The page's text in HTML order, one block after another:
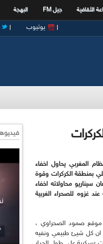
الثقافية جيل FM البهجة
يوتيوب
المغربي يحاول اخفاء
بمنطقة الكركرات وقوة
سيناريو محاولاته اخفاء
غزوه للصحراء الغربية
موقع صمود الصحراوي ،
ان كل شيئ طبيعي ونفيه